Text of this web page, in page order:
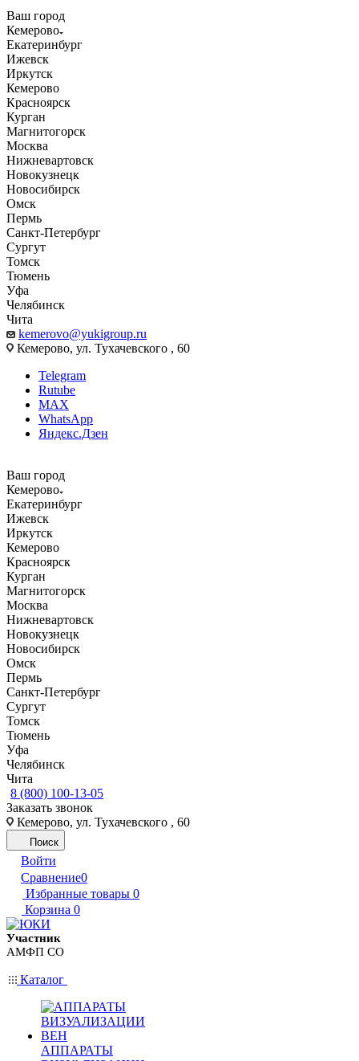
Ваш город
Кемерово
Екатеринбург
Ижевск
Иркутск
Кемерово
Красноярск
Курган
Магнитогорск
Москва
Нижневартовск
Новокузнецк
Новосибирск
Омск
Пермь
Санкт-Петербург
Сургут
Томск
Тюмень
Уфа
Челябинск
Чита
kemerovo@yukigroup.ru
Кемерово, ул. Тухачевского , 60
Telegram
Rutube
MAX
WhatsApp
Яндекс.Дзен
Ваш город
Кемерово
Екатеринбург
Ижевск
Иркутск
Кемерово
Красноярск
Курган
Магнитогорск
Москва
Нижневартовск
Новокузнецк
Новосибирск
Омск
Пермь
Санкт-Петербург
Сургут
Томск
Тюмень
Уфа
Челябинск
Чита
8 (800) 100-13-05
Заказать звонок
Кемерово, ул. Тухачевского , 60
Поиск
Войти
Сравнение0
Избранные товары 0
Корзина 0
Участник
АМФП СО
Каталог
АППАРАТЫ